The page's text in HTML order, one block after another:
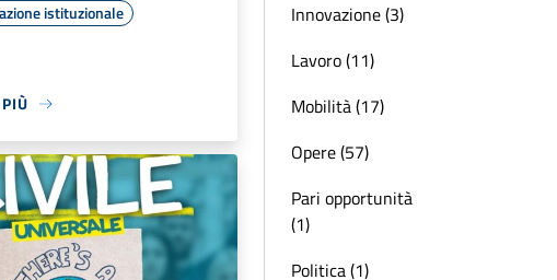
istituzionale
Innovazione (3)
Lavoro (11)
Mobilità (17)
Opere (57)
Pari opportunità
(1)
Politica (1)